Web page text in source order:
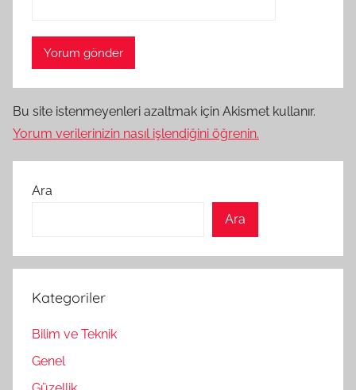
Bu site istenmeyenleri azaltmak için Akismet kullanır.
Yorum verilerinizin nasıl işlendiğini öğrenin.
Ara
Ara
Kategoriler
Bilim ve Teknik
Genel